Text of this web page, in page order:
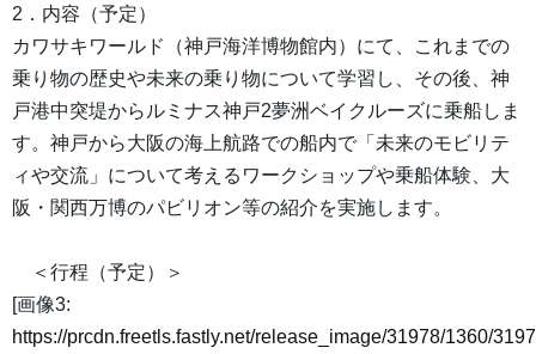
2．内容（予定）
カワサキワールド（神戸海洋博物館内）にて、これまでの
乗り物の歴史や未来の乗り物について学習し、その後、神
戸港中突堤からルミナス神戸2夢洲ベイクルーズに乗船しま
す。神戸から大阪の海上航路での船内で「未来のモビリテ
ィや交流」について考えるワークショップや乗船体験、大
阪・関西万博のパビリオン等の紹介を実施します。
＜行程（予定）＞
[画像3:
https://prcdn.freetls.fastly.net/release_image/31978/1360/